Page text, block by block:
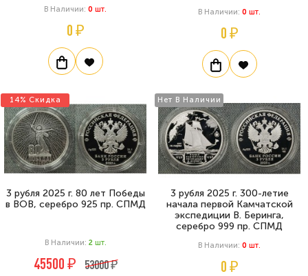
В Наличии: 0 Шт.
0 ₽
В Наличии: 0 Шт.
0 ₽
14% Скидка
3 рубля 2025 г. 80 лет Победы
в ВОВ, серебро 925 пр. СПМД
В Наличии: 2 Шт.
45500 ₽ 53000 ₽
Нет В Наличии
3 рубля 2025 г. 300-летие
начала первой Камчатской
экспедиции В. Беринга,
серебро 999 пр. СПМД
В Наличии: 0 Шт.
0 ₽